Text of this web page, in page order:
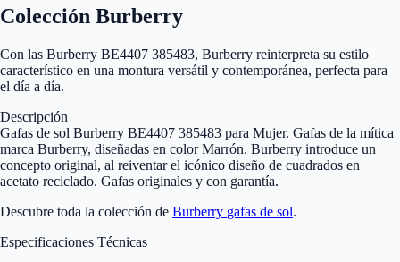
Colección Burberry
Con las Burberry BE4407 385483, Burberry reinterpreta su estilo
característico en una montura versátil y contemporánea, perfecta para
el día a día.
Descripción
Gafas de sol Burberry BE4407 385483 para Mujer. Gafas de la mítica
marca Burberry, diseñadas en color Marrón. Burberry introduce un
concepto original, al reiventar el icónico diseño de cuadrados en
acetato reciclado. Gafas originales y con garantía.
Descubre toda la colección de Burberry gafas de sol.
Especificaciones Técnicas